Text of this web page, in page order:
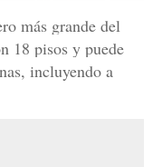
más grande del
18 pisos y puede
incluyendo a